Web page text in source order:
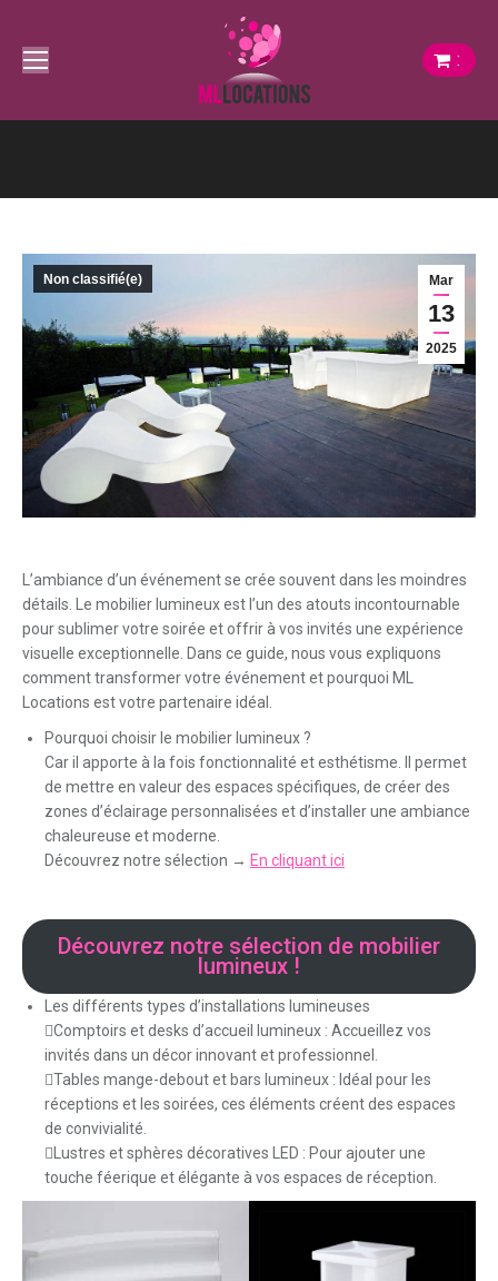
:
Mar
13
2025
Non classifié(e)
L’ambiance d’un événement se crée souvent dans les moindres
détails. Le mobilier lumineux est l’un des atouts incontournable
pour sublimer votre soirée et offrir à vos invités une expérience
visuelle exceptionnelle. Dans ce guide, nous vous expliquons
comment transformer votre événement et pourquoi ML
Locations est votre partenaire idéal.
Pourquoi choisir le mobilier lumineux ?
Car il apporte à la fois fonctionnalité et esthétisme. Il permet
de mettre en valeur des espaces spécifiques, de créer des
zones d’éclairage personnalisées et d’installer une ambiance
chaleureuse et moderne.
Découvrez notre sélection → En cliquant ici
Découvrez notre sélection de mobilier
lumineux !
Les différents types d’installations lumineuses
Comptoirs et desks d’accueil lumineux : Accueillez vos
invités dans un décor innovant et professionnel.
Tables mange-debout et bars lumineux : Idéal pour les
réceptions et les soirées, ces éléments créent des espaces
de convivialité.
Lustres et sphères décoratives LED : Pour ajouter une
touche féerique et élégante à vos espaces de réception.